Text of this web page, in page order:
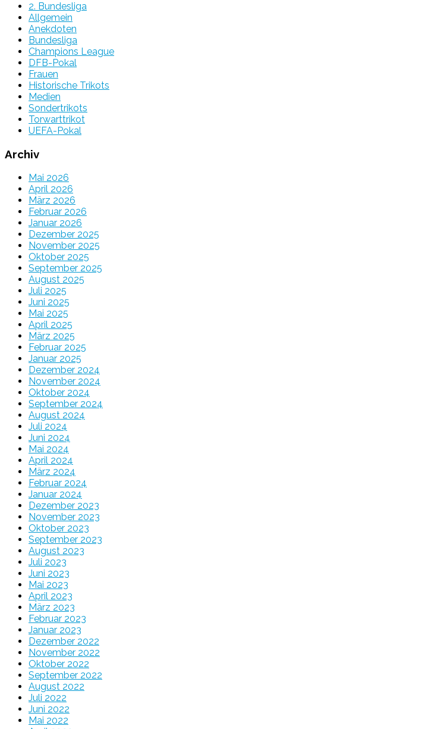
2. Bundesliga
Allgemein
Anekdoten
Bundesliga
Champions League
DFB-Pokal
Frauen
Historische Trikots
Medien
Sondertrikots
Torwarttrikot
UEFA-Pokal
Archiv
Mai 2026
April 2026
März 2026
Februar 2026
Januar 2026
Dezember 2025
November 2025
Oktober 2025
September 2025
August 2025
Juli 2025
Juni 2025
Mai 2025
April 2025
März 2025
Februar 2025
Januar 2025
Dezember 2024
November 2024
Oktober 2024
September 2024
August 2024
Juli 2024
Juni 2024
Mai 2024
April 2024
März 2024
Februar 2024
Januar 2024
Dezember 2023
November 2023
Oktober 2023
September 2023
August 2023
Juli 2023
Juni 2023
Mai 2023
April 2023
März 2023
Februar 2023
Januar 2023
Dezember 2022
November 2022
Oktober 2022
September 2022
August 2022
Juli 2022
Juni 2022
Mai 2022